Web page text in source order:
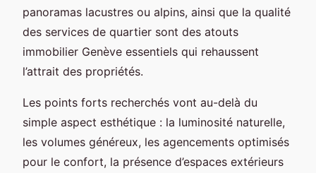
panoramas lacustres ou alpins, ainsi que la qualité
des services de quartier sont des atouts
immobilier Genève essentiels qui rehaussent
l’attrait des propriétés.
Les points forts recherchés vont au-delà du
simple aspect esthétique : la luminosité naturelle,
les volumes généreux, les agencements optimisés
pour le confort, la présence d’espaces extérieurs